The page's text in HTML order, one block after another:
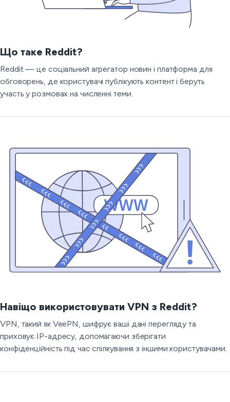
Що таке Reddit?
Reddit — це соціальний агрегатор новин і платформа для
обговорень, де користувачі публікують контент і беруть
участь у розмовах на численні теми.
Навіщо використовувати VPN з Reddit?
VPN, такий як VeePN, шифрує ваші дані перегляду та
приховує IP-адресу, допомагаючи зберігати
конфіденційність під час спілкування з іншими користувачами.